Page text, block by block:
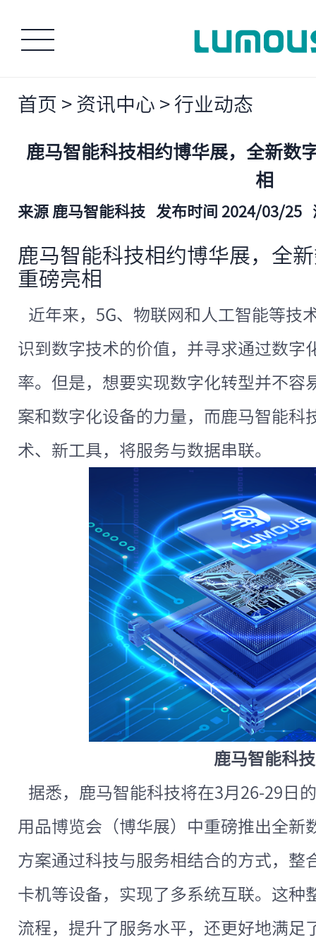
首页 > 资讯中心 > 行业动态
鹿马智能科技相约博华展，全新数
相
来源 鹿马智能科技 发布时间 2024/03/25
鹿马智能科技相约博华展，全
重磅亮相
近年来，5G、物联网和人工智能等技
识到数字技术的价值，并寻求通过数字
率。但是，想要实现数字化转型并不容
案和数字化设备的力量，而鹿马智能科
术、新工具，将服务与数据串联。
鹿马智能科技
据悉，鹿马智能科技将在3月26-29日
用品博览会（博华展）中重磅推出全新
方案通过科技与服务相结合的方式，整
卡机等设备，实现了多系统互联。这种
流程，提升了服务水平，还更好地满足